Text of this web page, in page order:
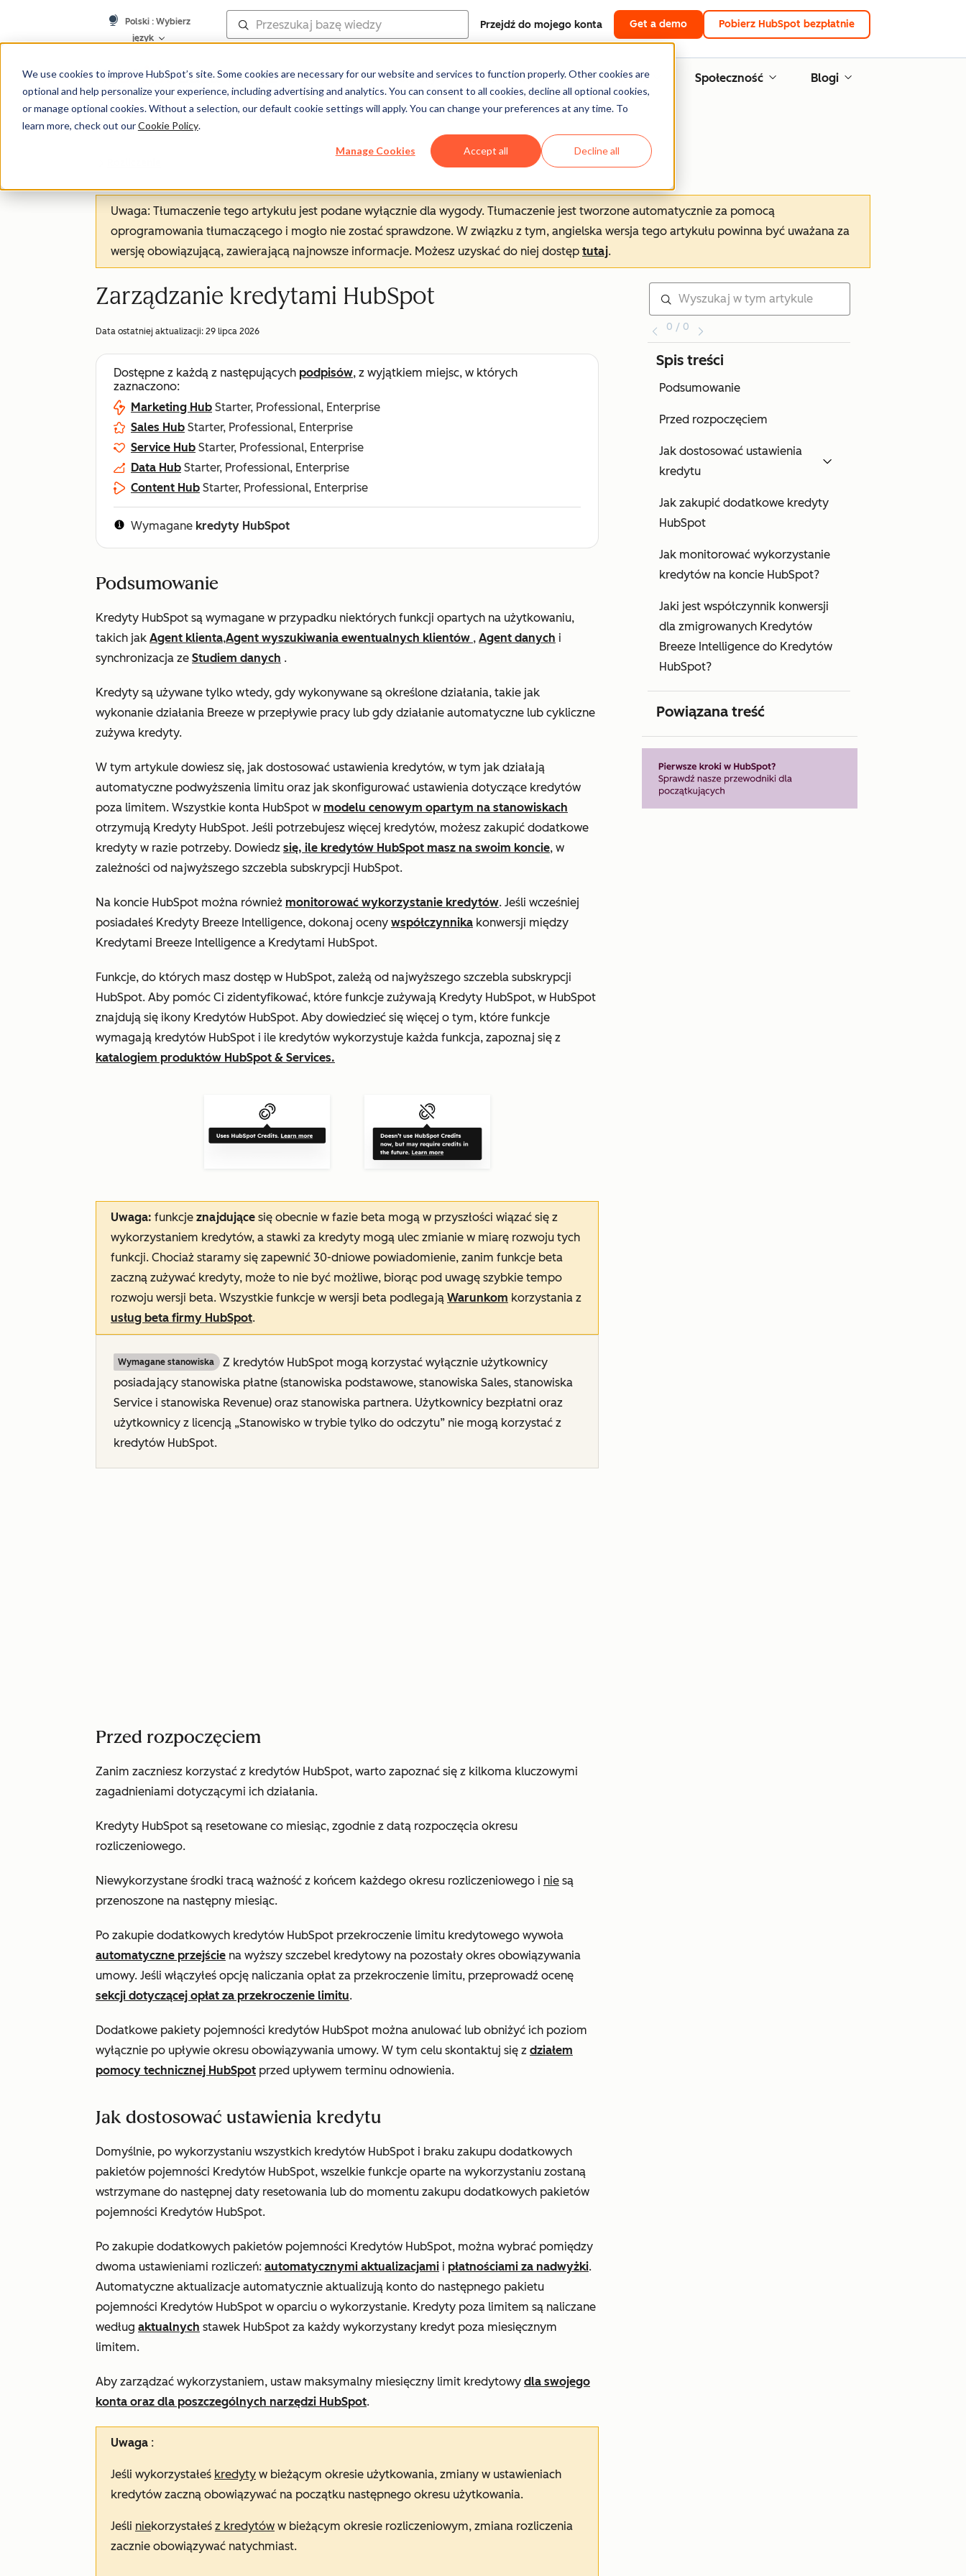
We use cookies to improve HubSpot’s site. Some cookies are necessary for our website and services to function properly. Other cookies are
optional and help personalize your experience, including advertising and analytics. You can consent to all cookies, decline all optional cookies,
or manage optional cookies. Without a selection, our default cookie settings will apply. You can change your preferences at any time. To
learn more, check out ourCookie Policy.
Manage Cookies Accept all Decline all
Polski : Wybierz
język
Przejdź do mojego konta Get a demo Pobierz HubSpot bezpłatnie
Baza wiedzy Centrum pomocy Dokumentacja Szkolenie Społeczność Blogi
Uwaga: Tłumaczenie tego artykułu jest podane wyłącznie dla wygody. Tłumaczenie jest tworzone automatycznie za pomocą
oprogramowania tłumaczącego i mogło nie zostać sprawdzone. W związku z tym, angielska wersja tego artykułu powinna być uważana za
wersję obowiązującą, zawierającą najnowsze informacje. Możesz uzyskać do niej dostęp tutaj.
Zarządzanie kredytami HubSpot
Data ostatniej aktualizacji: 29 lipca 2026
Dostępne z każdą z następujących podpisów, z wyjątkiem miejsc, w których
zaznaczono:
Marketing Hub Starter, Professional, Enterprise
Sales Hub Starter, Professional, Enterprise
Service Hub Starter, Professional, Enterprise
Data Hub Starter, Professional, Enterprise
Content Hub Starter, Professional, Enterprise
Wymagane kredyty HubSpot
Podsumowanie
Kredyty HubSpot są wymagane w przypadku niektórych funkcji opartych na użytkowaniu,
takich jak Agent klienta,Agent wyszukiwania ewentualnych klientów , Agent danych i
synchronizacja ze Studiem danych .
Kredyty są używane tylko wtedy, gdy wykonywane są określone działania, takie jak
wykonanie działania Breeze w przepływie pracy lub gdy działanie automatyczne lub cykliczne
zużywa kredyty.
W tym artykule dowiesz się, jak dostosować ustawienia kredytów, w tym jak działają
automatyczne podwyższenia limitu oraz jak skonfigurować ustawienia dotyczące kredytów
poza limitem. Wszystkie konta HubSpot w modelu cenowym opartym na stanowiskach
otrzymują Kredyty HubSpot. Jeśli potrzebujesz więcej kredytów, możesz zakupić dodatkowe
kredyty w razie potrzeby. Dowiedz się, ile kredytów HubSpot masz na swoim koncie, w
zależności od najwyższego szczebla subskrypcji HubSpot.
Na koncie HubSpot można również monitorować wykorzystanie kredytów. Jeśli wcześniej
posiadałeś Kredyty Breeze Intelligence, dokonaj oceny współczynnika konwersji między
Kredytami Breeze Intelligence a Kredytami HubSpot.
Funkcje, do których masz dostęp w HubSpot, zależą od najwyższego szczebla subskrypcji
HubSpot. Aby pomóc Ci zidentyfikować, które funkcje zużywają Kredyty HubSpot, w HubSpot
znajdują się ikony Kredytów HubSpot. Aby dowiedzieć się więcej o tym, które funkcje
wymagają kredytów HubSpot i ile kredytów wykorzystuje każda funkcja, zapoznaj się z
katalogiem produktów HubSpot & Services.
Uwaga: funkcje znajdujące się obecnie w fazie beta mogą w przyszłości wiązać się z
wykorzystaniem kredytów, a stawki za kredyty mogą ulec zmianie w miarę rozwoju tych
funkcji. Chociaż staramy się zapewnić 30-dniowe powiadomienie, zanim funkcje beta
zaczną zużywać kredyty, może to nie być możliwe, biorąc pod uwagę szybkie tempo
rozwoju wersji beta. Wszystkie funkcje w wersji beta podlegają Warunkom korzystania z
usług beta firmy HubSpot.
Wymagane stanowiska Z kredytów HubSpot mogą korzystać wyłącznie użytkownicy
posiadający stanowiska płatne (stanowiska podstawowe, stanowiska Sales, stanowiska
Service i stanowiska Revenue) oraz stanowiska partnera. Użytkownicy bezpłatni oraz
użytkownicy z licencją „Stanowisko w trybie tylko do odczytu” nie mogą korzystać z
kredytów HubSpot.
Przed rozpoczęciem
Zanim zaczniesz korzystać z kredytów HubSpot, warto zapoznać się z kilkoma kluczowymi
zagadnieniami dotyczącymi ich działania.
Kredyty HubSpot są resetowane co miesiąc, zgodnie z datą rozpoczęcia okresu
rozliczeniowego.
Niewykorzystane środki tracą ważność z końcem każdego okresu rozliczeniowego i nie są
przenoszone na następny miesiąc.
Po zakupie dodatkowych kredytów HubSpot przekroczenie limitu kredytowego wywoła
automatyczne przejście na wyższy szczebel kredytowy na pozostały okres obowiązywania
umowy. Jeśli włączyłeś opcję naliczania opłat za przekroczenie limitu, przeprowadź ocenę
sekcji dotyczącej opłat za przekroczenie limitu.
Dodatkowe pakiety pojemności kredytów HubSpot można anulować lub obniżyć ich poziom
wyłącznie po upływie okresu obowiązywania umowy. W tym celu skontaktuj się z działem
pomocy technicznej HubSpot przed upływem terminu odnowienia.
Jak dostosować ustawienia kredytu
Domyślnie, po wykorzystaniu wszystkich kredytów HubSpot i braku zakupu dodatkowych
pakietów pojemności Kredytów HubSpot, wszelkie funkcje oparte na wykorzystaniu zostaną
wstrzymane do następnej daty resetowania lub do momentu zakupu dodatkowych pakietów
pojemności Kredytów HubSpot.
Po zakupie dodatkowych pakietów pojemności Kredytów HubSpot, można wybrać pomiędzy
dwoma ustawieniami rozliczeń: automatycznymi aktualizacjami i płatnościami za nadwyżki.
Automatyczne aktualizacje automatycznie aktualizują konto do następnego pakietu
pojemności Kredytów HubSpot w oparciu o wykorzystanie. Kredyty poza limitem są naliczane
według aktualnych stawek HubSpot za każdy wykorzystany kredyt poza miesięcznym
limitem.
Aby zarządzać wykorzystaniem, ustaw maksymalny miesięczny limit kredytowy dla swojego
konta oraz dla poszczególnych narzędzi HubSpot.
Uwaga :
Jeśli wykorzystałeś kredyty w bieżącym okresie użytkowania, zmiany w ustawieniach
kredytów zaczną obowiązywać na początku następnego okresu użytkowania.
Jeśli niekorzystałeś z kredytów w bieżącym okresie rozliczeniowym, zmiana rozliczenia
zacznie obowiązywać natychmiast.
0 / 0
Spis treści
Podsumowanie
Przed rozpoczęciem
Jak dostosować ustawienia
kredytu
Jak zakupić dodatkowe kredyty
HubSpot
Jak monitorować wykorzystanie
kredytów na koncie HubSpot?
Jaki jest współczynnik konwersji
dla zmigrowanych Kredytów
Breeze Intelligence do Kredytów
HubSpot?
Powiązana treść